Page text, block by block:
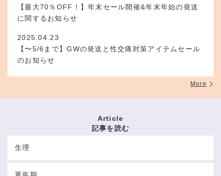
【最大70％OFF！】年末セール開催&年末年始の発送
に関するお知らせ
2025.04.23
【〜5/6まで】GWの発送と性交痛対策アイテムセール
のお知らせ
More
Article
記事を読む
生理